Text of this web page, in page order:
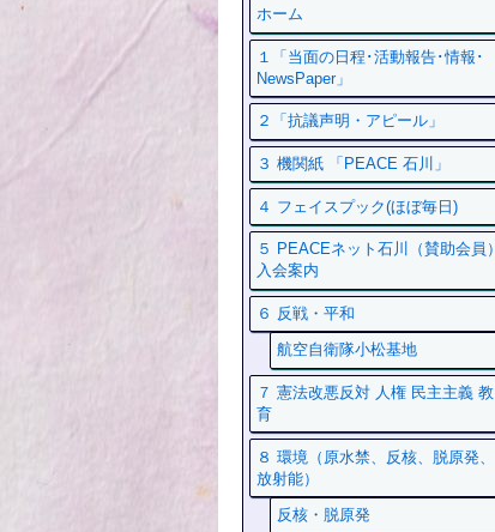
ホーム
１「当面の日程･活動報告･情報･
NewsPaper」
２「抗議声明・アピール」
３ 機関紙 「PEACE 石川」
４ フェイスプック(ほぼ毎日)
５ PEACEネット石川（賛助会員）
入会案内
６ 反戦・平和
航空自衛隊小松基地
７ 憲法改悪反対 人権 民主主義 教
育
８ 環境（原水禁、反核、脱原発、
放射能）
反核・脱原発